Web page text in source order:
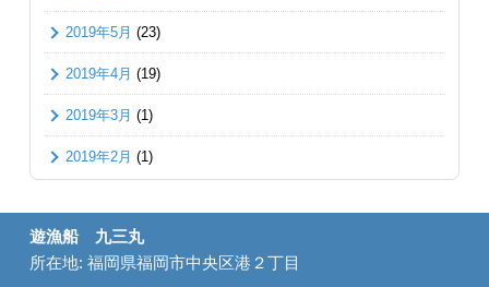
2019年5月 (23)
2019年4月 (19)
2019年3月 (1)
2019年2月 (1)
遊漁船 九三丸
所在地: 福岡県福岡市中央区港２丁目